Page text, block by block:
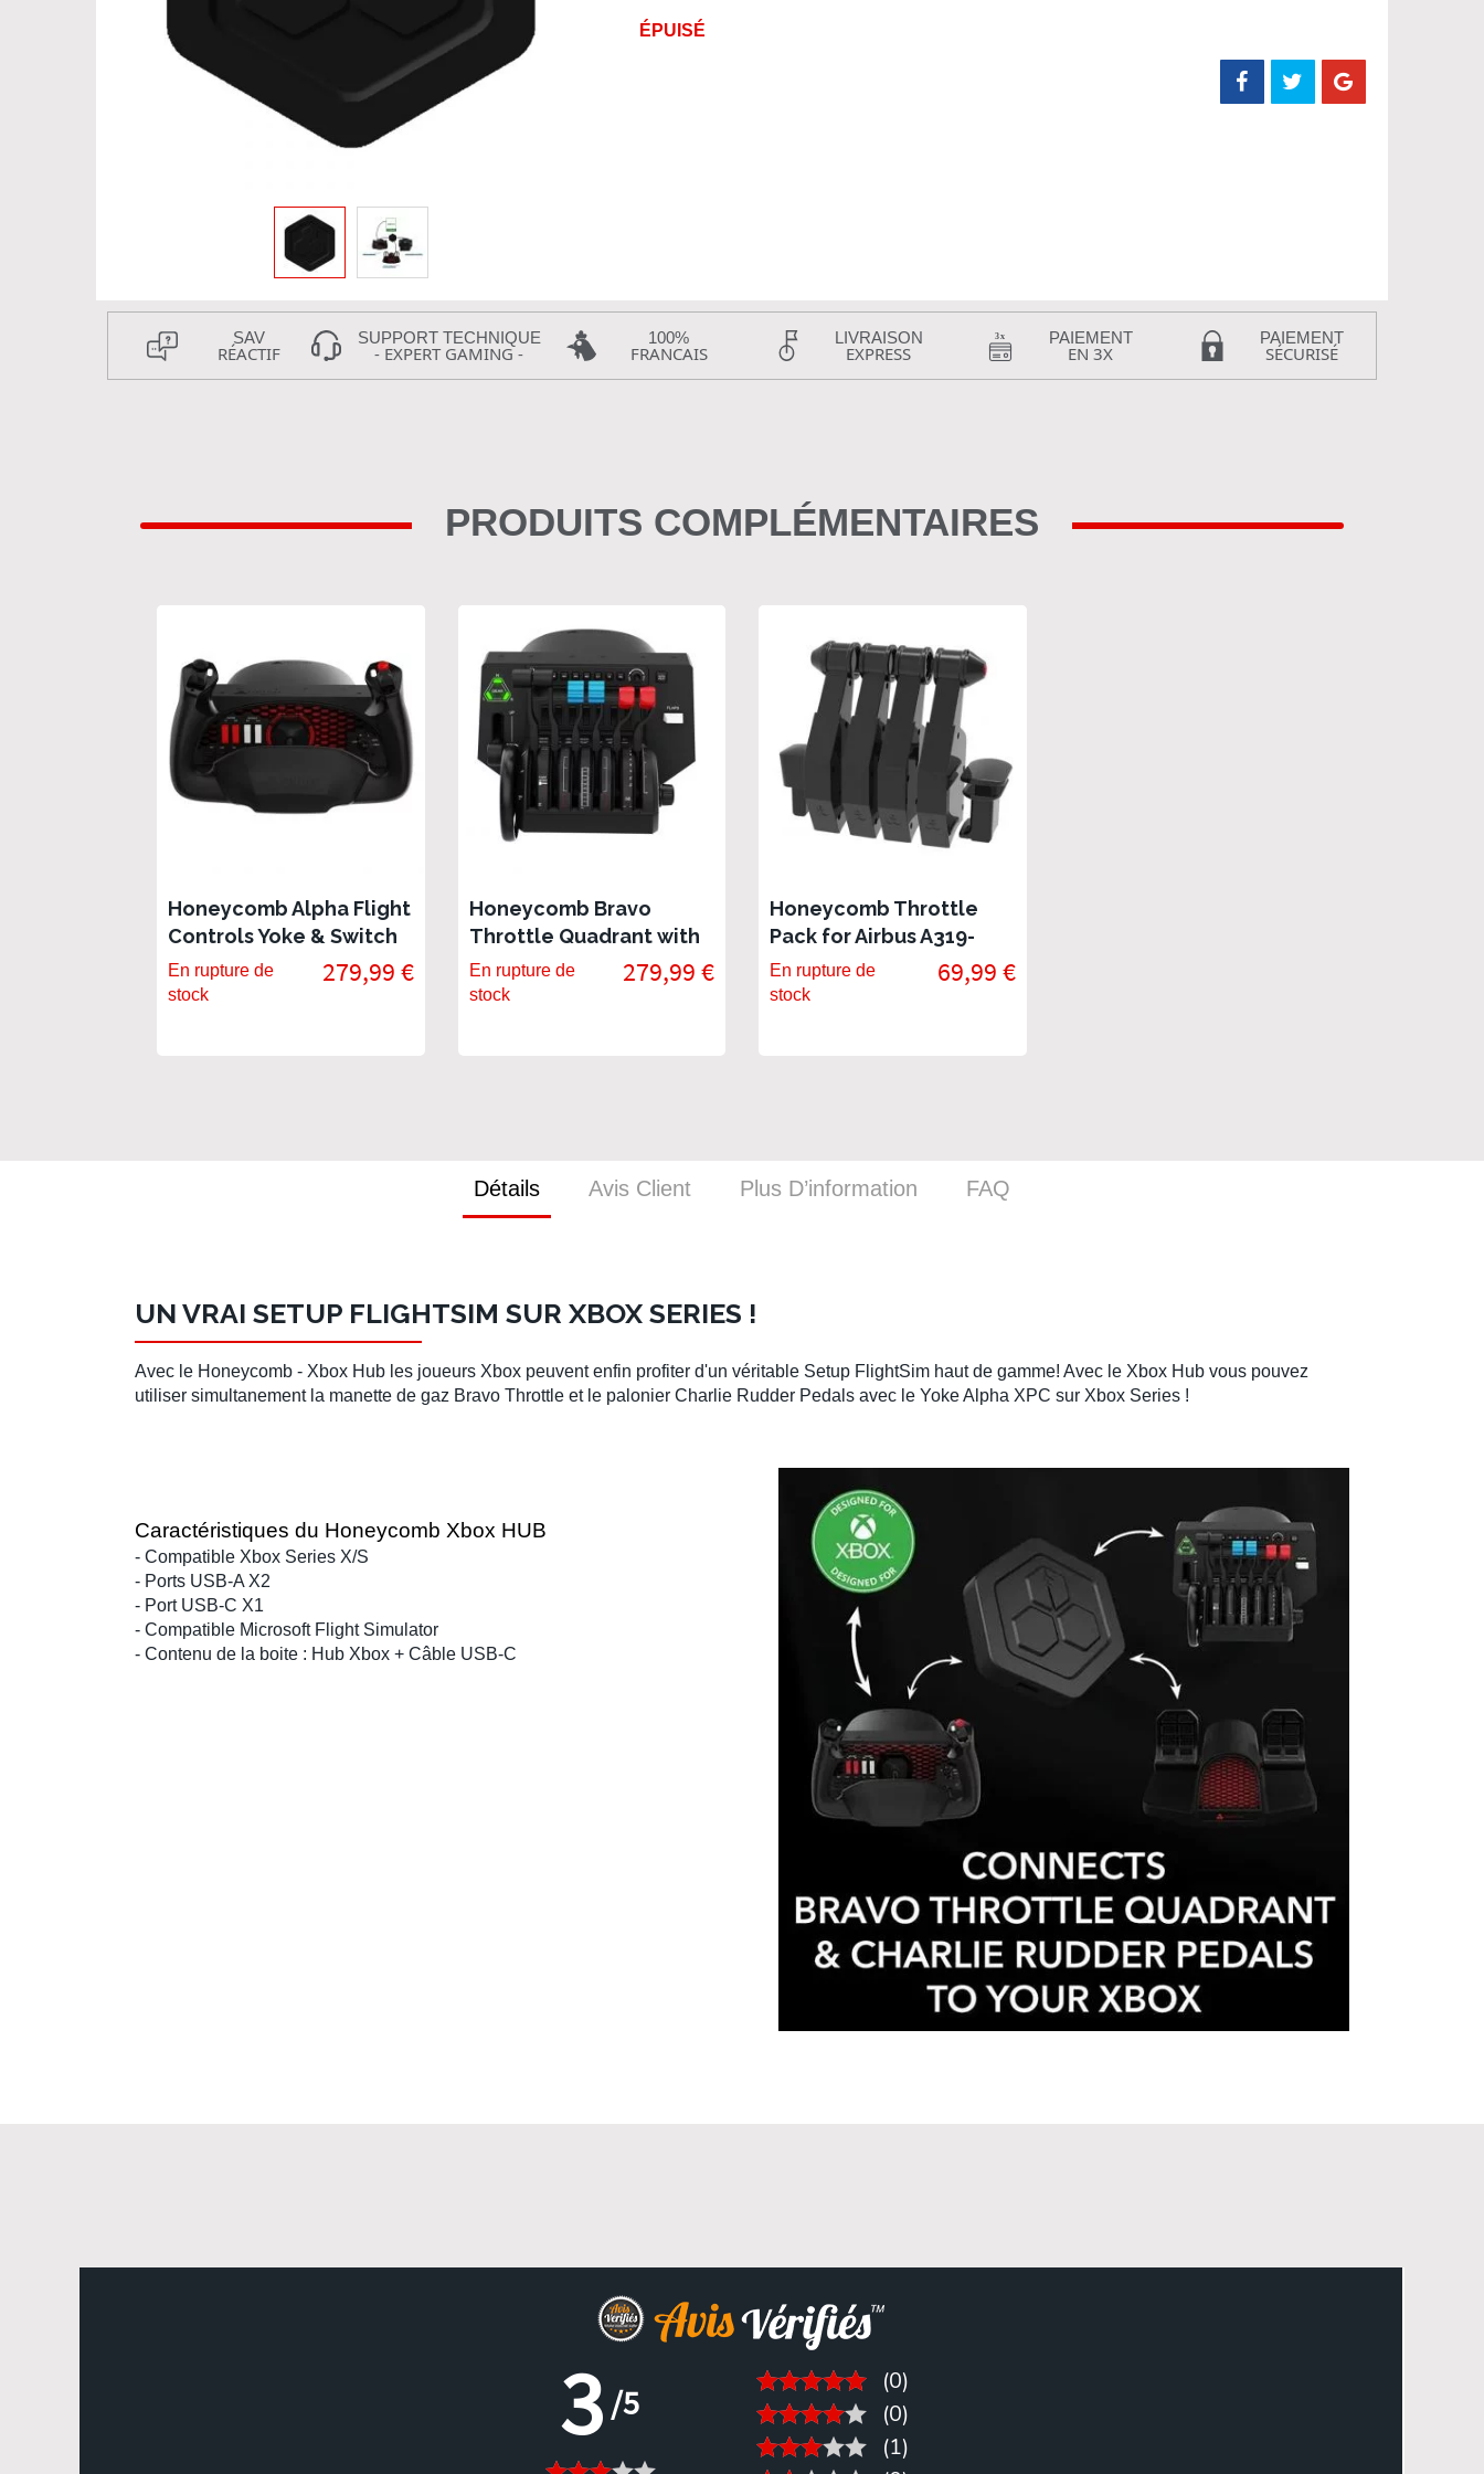
ÉPUISÉ
SAV
RÉACTIF
SUPPORT TECHNIQUE
- EXPERT GAMING -
100%
FRANCAIS
LIVRAISON
EXPRESS
PAIEMENT
EN 3X
PAIEMENT
SÉCURISÉ
PRODUITS COMPLÉMENTAIRES
Honeycomb Alpha Flight
Controls Yoke & Switch
Panel
En rupture de
stock
279,99 €
Honeycomb Bravo
Throttle Quadrant with
Auto Pilot & Annun.
Panel
En rupture de
stock
279,99 €
Honeycomb Throttle
Pack for Airbus A319-
A380
En rupture de
stock
69,99 €
Détails
UN VRAI SETUP FLIGHTSIM SUR XBOX SERIES !
Avec le Honeycomb - Xbox Hub les joueurs Xbox peuvent enfin profiter d'un véritable Setup FlightSim haut de gamme! Avec le Xbox Hub vous pouvez
utiliser simultanement la manette de gaz Bravo Throttle et le palonier Charlie Rudder Pedals avec le Yoke Alpha XPC sur Xbox Series !
Caractéristiques du Honeycomb Xbox HUB
- Compatible Xbox Series X/S
- Ports USB-A X2
- Port USB-C X1
- Compatible Microsoft Flight Simulator
- Contenu de la boite : Hub Xbox + Câble USB-C
Avis Client Plus D’information FAQ
3 /5
(0)
(0)
(1)